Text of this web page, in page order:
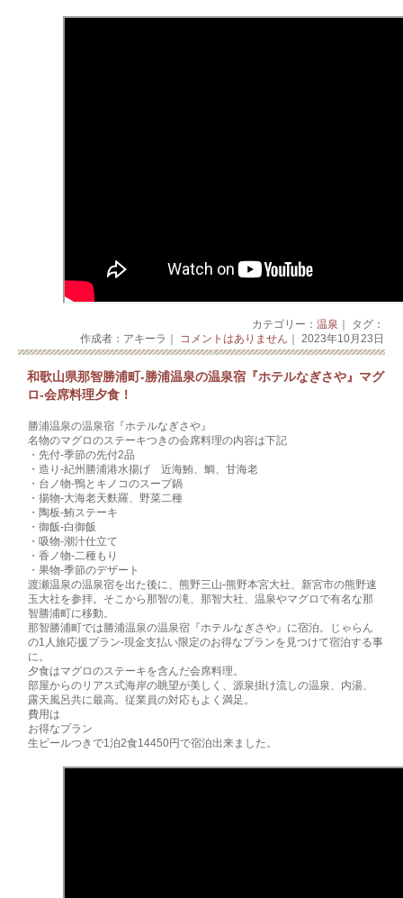
カテゴリー： 温泉 ｜ タグ：
作成者：アキーラ｜
コメントはありません ｜ 2023年10月23日
和歌山県那智勝浦町‐勝浦温泉の温泉宿『ホテルなぎさや』マグ
ロ‐会席料理夕食！
勝浦温泉の温泉宿『ホテルなぎさや』
名物のマグロのステーキつきの会席料理の内容は下記
・先付-季節の先付2品
・造り‐紀州勝浦港水揚げ 近海鮪、鯛、甘海老
・台ノ物-鴨とキノコのスープ鍋
・揚物-大海老天麩羅、野菜二種
・陶板-鮪ステーキ
・御飯-白御飯
・吸物-潮汁仕立て
・香ノ物-二種もり
・果物-季節のデザート
渡瀬温泉の温泉宿を出た後に、熊野三山-熊野本宮大社、新宮市の熊野速
玉大社を参拝。そこから那智の滝、那智大社、温泉やマグロで有名な那
智勝浦町に移動。
那智勝浦町では勝浦温泉の温泉宿『ホテルなぎさや』に宿泊。じゃらん
の1人旅応援プラン‐現金支払い限定のお得なプランを見つけて宿泊する事
に。
夕食はマグロのステーキを含んだ会席料理。
部屋からのリアス式海岸の眺望が美しく、源泉掛け流しの温泉、内湯、
露天風呂共に最高。従業員の対応もよく満足。
費用は
お得なプラン
生ビールつきで1泊2食14450円で宿泊出来ました。